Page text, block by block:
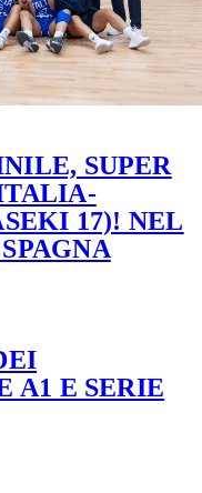
SUPER
17)! NEL
A1 E SERIE